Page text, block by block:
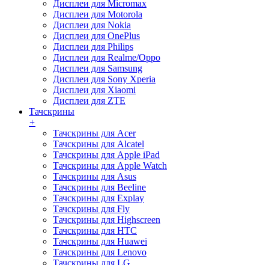
Дисплеи для Micromax
Дисплеи для Motorola
Дисплеи для Nokia
Дисплеи для OnePlus
Дисплеи для Philips
Дисплеи для Realme/Oppo
Дисплеи для Samsung
Дисплеи для Sony Xperia
Дисплеи для Xiaomi
Дисплеи для ZTE
Тачскрины
+
Тачскрины для Acer
Тачскрины для Alcatel
Тачскрины для Apple iPad
Тачскрины для Apple Watch
Тачскрины для Asus
Тачскрины для Beeline
Тачскрины для Explay
Тачскрины для Fly
Тачскрины для Highscreen
Тачскрины для HTC
Тачскрины для Huawei
Тачскрины для Lenovo
Тачскрины для LG